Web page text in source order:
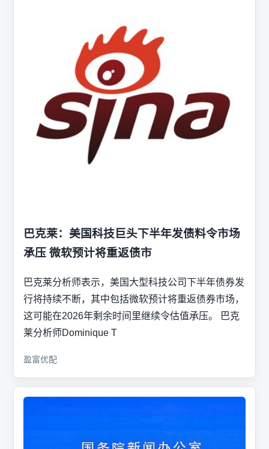
巴克莱：美国科技巨头下半年发债料令市场
承压 微软预计将重返债市
巴克莱分析师表示，美国大型科技公司下半年债券发
行将持续不断，其中包括微软预计将重返债券市场，
这可能在2026年剩余时间里继续令估值承压。 巴克
莱分析师Dominique T
盈富优配